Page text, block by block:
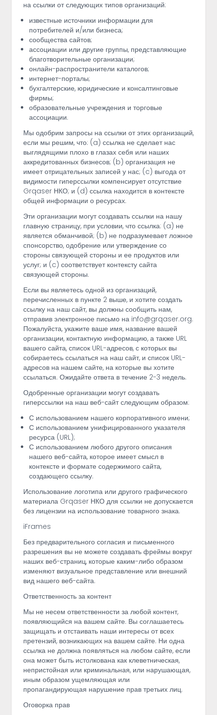
на ссылки от следующих типов организаций:
известные источники информации для
потребителей и/или бизнеса;
сообщества сайтов;
ассоциации или другие группы, представляющие
благотворительные организации;
онлайн-распространители каталогов;
интернет-порталы;
бухгалтерские, юридические и консалтинговые
фирмы;
образовательные учреждения и торговые
ассоциации.
Мы одобрим запросы на ссылки от этих организаций,
если мы решим, что: (a) ссылка не сделает нас
выглядящими плохо в глазах себя или наших
аккредитованных бизнесов; (b) организация не
имеет отрицательных записей у нас; (c) выгода от
видимости гиперссылки компенсирует отсутствие
Grqaser НКО; и (d) ссылка находится в контексте
общей информации о ресурсах.
Эти организации могут создавать ссылки на нашу
главную страницу, при условии, что ссылка: (a) не
является обманчивой; (b) не подразумевает ложное
спонсорство, одобрение или утверждение со
стороны связующей стороны и ее продуктов или
услуг; и (c) соответствует контексту сайта
связующей стороны.
Если вы являетесь одной из организаций,
перечисленных в пункте 2 выше, и хотите создать
ссылку на наш сайт, вы должны сообщить нам,
отправив электронное письмо на info@grqaser.org.
Пожалуйста, укажите ваше имя, название вашей
организации, контактную информацию, а также URL
вашего сайта, список URL-адресов, с которых вы
собираетесь ссылаться на наш сайт, и список URL-
адресов на нашем сайте, на которые вы хотите
ссылаться. Ожидайте ответа в течение 2-3 недель.
Одобренные организации могут создавать
гиперссылки на наш веб-сайт следующим образом:
С использованием нашего корпоративного имени;
С использованием унифицированного указателя
ресурса (URL);
С использованием любого другого описания
нашего веб-сайта, которое имеет смысл в
контексте и формате содержимого сайта,
создающего ссылку.
Использование логотипа или другого графического
материала Grqaser НКО для ссылки не допускается
без лицензии на использование товарного знака.
iFrames
Без предварительного согласия и письменного
разрешения вы не можете создавать фреймы вокруг
наших веб-страниц, которые каким-либо образом
изменяют визуальное представление или внешний
вид нашего веб-сайта.
Ответственность за контент
Мы не несем ответственности за любой контент,
появляющийся на вашем сайте. Вы соглашаетесь
защищать и отстаивать наши интересы от всех
претензий, возникающих на вашем сайте. Ни одна
ссылка не должна появляться на любом сайте, если
она может быть истолкована как клеветническая,
непристойная или криминальная, или нарушающая,
иным образом ущемляющая или
пропагандирующая нарушение прав третьих лиц.
Оговорка прав